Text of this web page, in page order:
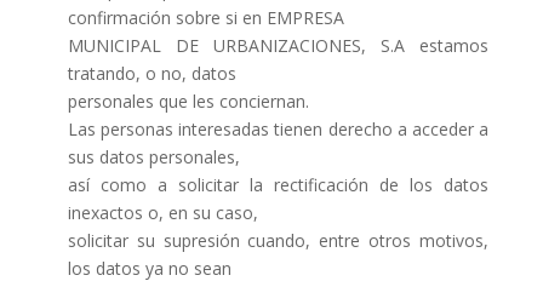
confirmación sobre si en EMPRESA
MUNICIPAL DE URBANIZACIONES, S.A estamos
tratando, o no, datos
personales que les conciernan.
Las personas interesadas tienen derecho a acceder a
sus datos personales,
así como a solicitar la rectificación de los datos
inexactos o, en su caso,
solicitar su supresión cuando, entre otros motivos,
los datos ya no sean